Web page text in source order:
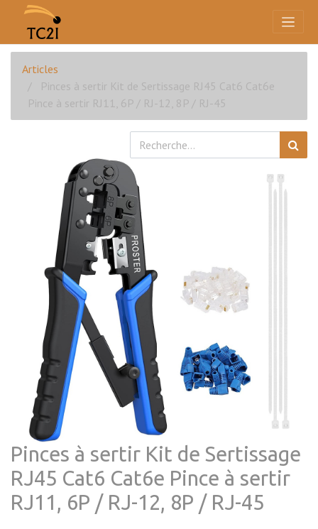
Articles
Pinces à sertir Kit de Sertissage RJ45 Cat6 Cat6e
Pince à sertir RJ11, 6P / RJ-12, 8P / RJ-45
Pinces à sertir Kit de Sertissage
RJ45 Cat6 Cat6e Pince à sertir
RJ11, 6P / RJ-12, 8P / RJ-45